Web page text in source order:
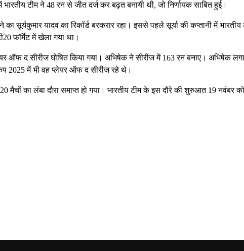
टीम ने 48 रन से जीत दर्ज कर बढ़त बनायी थी, जो निर्णायक साबित हुई।
सूर्यकुमार यादव का रिकॉर्ड बरकरार रहा। इससे पहले सूर्या की कप्तानी में भारतीय
फॉर्मेट में खेला गया था।
ऑफ द सीरीज घोषित किया गया। अभिषेक ने सीरीज में 163 रन बनाए। अभिषेक
2025 में भी वह प्लेयर ऑफ द सीरीज रहे थे।
मैचों का लंबा दौरा समाप्त हो गया। भारतीय टीम के इस दौरे की शुरुआत 19 नवंबर